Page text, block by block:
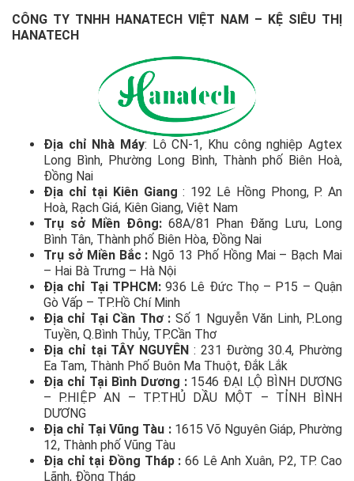
CÔNG TY TNHH HANATECH VIỆT NAM – KỆ SIÊU THỊ
HANATECH
Địa chỉ Nhà Máy: Lô CN-1, Khu công nghiệp Agtex
Long Bình, Phường Long Bình, Thành phố Biên Hoà,
Đồng Nai
Địa chỉ tại Kiên Giang : 192 Lê Hồng Phong, P. An
Hoà, Rạch Giá, Kiên Giang, Việt Nam
Trụ sở Miền Đông:68A/81 Phan Đăng Lưu, Long
Bình Tân, Thành phố Biên Hòa, Đồng Nai
Trụ sở Miền Bắc : Ngõ 13 Phố Hồng Mai – Bạch Mai
– Hai Bà Trưng – Hà Nội
Địa chỉ Tại TPHCM:936 Lê Đức Thọ – P15 – Quận
Gò Vấp – TP.Hồ Chí Minh
Địa chỉ Tại Cần Thơ : Số 1 Nguyễn Văn Linh, P.Long
Tuyền, Q.Bình Thủy, TP.Cần Thơ
Địa chỉ tại TÂY NGUYÊN : 231 Đường 30.4, Phường
Ea Tam, Thành Phố Buôn Ma Thuột, Đắk Lắk
Địa chỉ Tại Bình Dương :1546 ĐẠI LỘ BÌNH DƯƠNG
– P.HIỆP AN – TP.THỦ DẦU MỘT – TỈNH BÌNH
DƯƠNG
Địa chỉ Tại Vũng Tàu :1615 Võ Nguyên Giáp, Phường
12, Thành phố Vũng Tàu
Địa chỉ tại Đồng Tháp : 66 Lê Anh Xuân, P2, TP. Cao
Lãnh, Đồng Tháp